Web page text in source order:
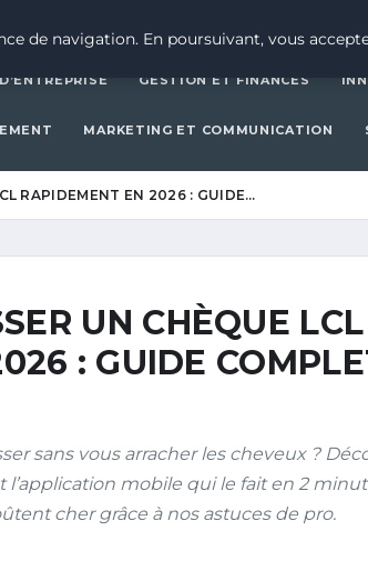
GESTION ET FINANCES
MARKETING ET COMMUNICATION
RAPIDEMENT EN 2026 : GUIDE…
UN CHÈQUE LCL
: GUIDE
sans vous arracher les cheveux ?
mobile qui le fait en 2
cher grâce à nos astuces de pro.
de navigation. En poursuivant, vous